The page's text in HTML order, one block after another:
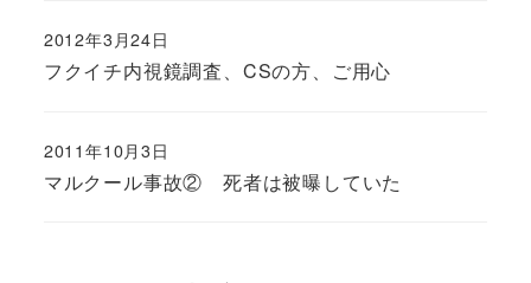
フクイチ内視鏡調査、CSの方、ご用心
2012年3月24日
マルクール事故② 死者は被曝していた
2011年10月3日